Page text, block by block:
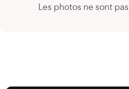
Les photos ne sont